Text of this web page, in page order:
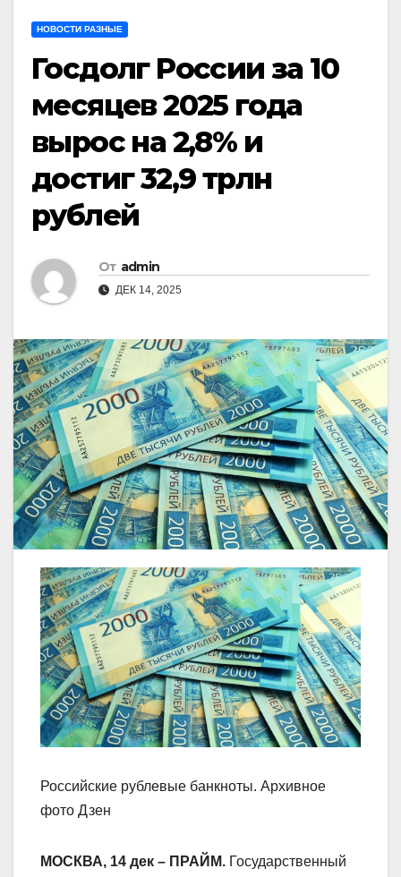
НОВОСТИ РАЗНЫЕ
Госдолг России за 10
месяцев 2025 года
вырос на 2,8% и
достиг 32,9 трлн
рублей
От admin
ДЕК 14, 2025
Российские рублевые банкноты. Архивное
фото Дзен
МОСКВА, 14 дек – ПРАЙМ. Государственный